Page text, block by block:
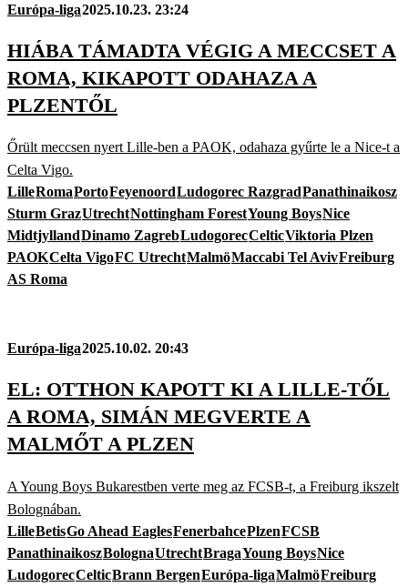
Európa-liga2025.10.23. 23:24
HIÁBA TÁMADTA VÉGIG A MECCSET A
ROMA, KIKAPOTT ODAHAZA A
PLZENTŐL
Őrült meccsen nyert Lille-ben a PAOK, odahaza gyűrte le a Nice-t a
Celta Vigo.
LilleRomaPortoFeyenoordLudogorec RazgradPanathinaikosz
Sturm GrazUtrechtNottingham ForestYoung BoysNice
MidtjyllandDinamo ZagrebLudogorecCelticViktoria Plzen
PAOKCelta VigoFC UtrechtMalmöMaccabi Tel AvivFreiburg
AS Roma
Európa-liga2025.10.02. 20:43
EL: OTTHON KAPOTT KI A LILLE-TŐL
A ROMA, SIMÁN MEGVERTE A
MALMŐT A PLZEN
A Young Boys Bukarestben verte meg az FCSB-t, a Freiburg ikszelt
Bolognában.
LilleBetisGo Ahead EaglesFenerbahcePlzenFCSB
PanathinaikoszBolognaUtrechtBragaYoung BoysNice
LudogorecCelticBrann BergenEurópa-ligaMalmöFreiburg